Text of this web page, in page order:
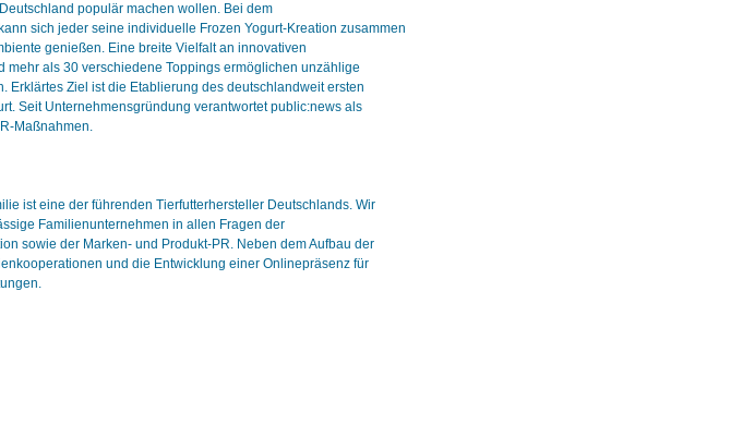
populär machen wollen. Bei dem
sich jeder seine individuelle Frozen Yogurt-Kreation zusammen
genießen. Eine breite Vielfalt an innovativen
mehr als 30 verschiedene Toppings ermöglichen unzählige
Erklärtes Ziel ist die Etablierung des deutschlandweit ersten
Seit Unternehmensgründung verantwortet public:news als
Maßnahmen.
ist eine der führenden Tierfutterhersteller Deutschlands. Wir
Familienunternehmen in allen Fragen der
sowie der Marken- und Produkt-PR. Neben dem Aufbau der
und die Entwicklung einer Onlinepräsenz für